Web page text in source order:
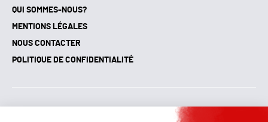
QUI SOMMES-NOUS?
MENTIONS LÉGALES
NOUS CONTACTER
POLITIQUE DE CONFIDENTIALITÉ